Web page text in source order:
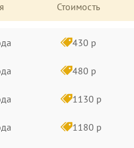
Стоимость
430 р
480 р
1130 р
1180 р